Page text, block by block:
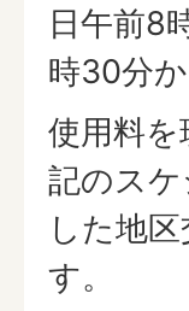
日午前8
時30分
使用料
記のス
した地
す。